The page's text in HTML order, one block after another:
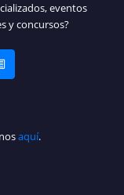
eventos
y concursos?
aquí.